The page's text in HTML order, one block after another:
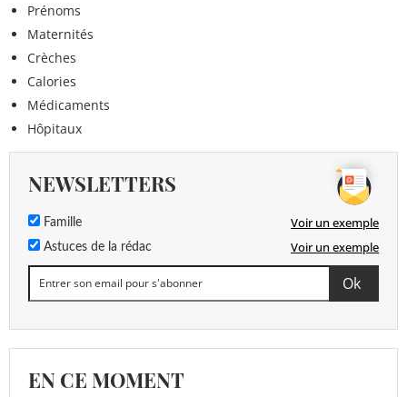
Prénoms
Maternités
Crèches
Calories
Médicaments
Hôpitaux
NEWSLETTERS
Famille Voir un exemple
Astuces de la rédac Voir un exemple
EN CE MOMENT